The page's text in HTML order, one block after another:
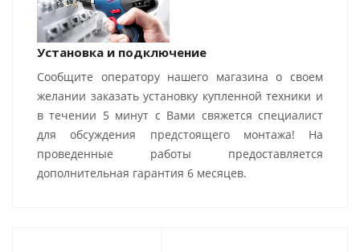
Установка и подключение
Сообщите оператору нашего магазина о своем
желании заказать установку купленной техники и
в течении 5 минут с Вами свяжется специалист
для обсуждения предстоящего монтажа! На
проведенные работы предоставляется
дополнительная гарантия 6 месяцев.